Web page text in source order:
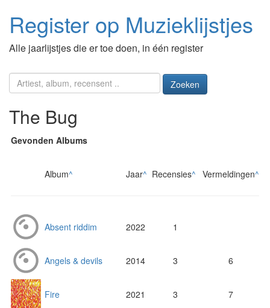
Register op Muzieklijstjes
Alle jaarlijstjes die er toe doen, in één register
Zoeken
The Bug
Gevonden Albums
Album^ Jaar^ Recensies^ Vermeldingen^
Absent riddim 2022 1
Angels & devils 2014 3 6
Fire 2021 3 7